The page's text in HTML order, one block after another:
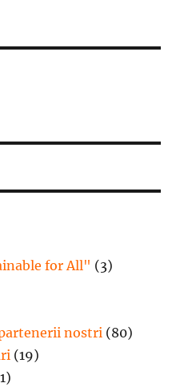
for All" (3)
nostri (80)
(19)